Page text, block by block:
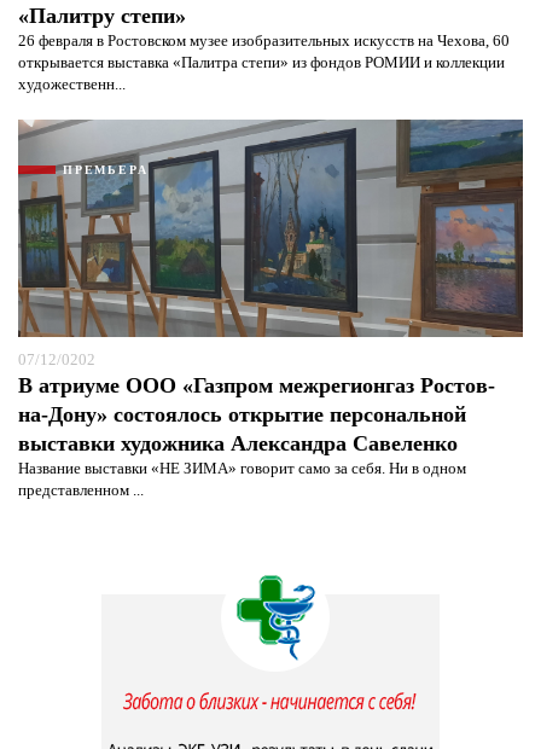
«Палитру степи»
26 февраля в Ростовском музее изобразительных искусств на Чехова, 60
открывается выставка «Палитра степи» из фондов РОМИИ и коллекции
художественн...
ПРЕМЬЕРА
07/12/0202
В атриуме ООО «Газпром межрегионгаз Ростов-
на-Дону» состоялось открытие персональной
выставки художника Александра Савеленко
Название выставки «НЕ ЗИМА» говорит само за себя. Ни в одном
представленном ...